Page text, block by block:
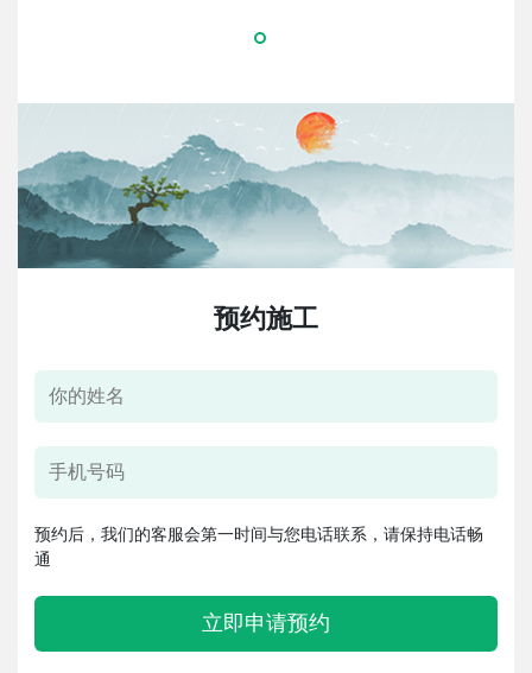
预约施工
预约后，我们的客服会第一时间与您电话联系，请保持电话畅
通
立即申请预约